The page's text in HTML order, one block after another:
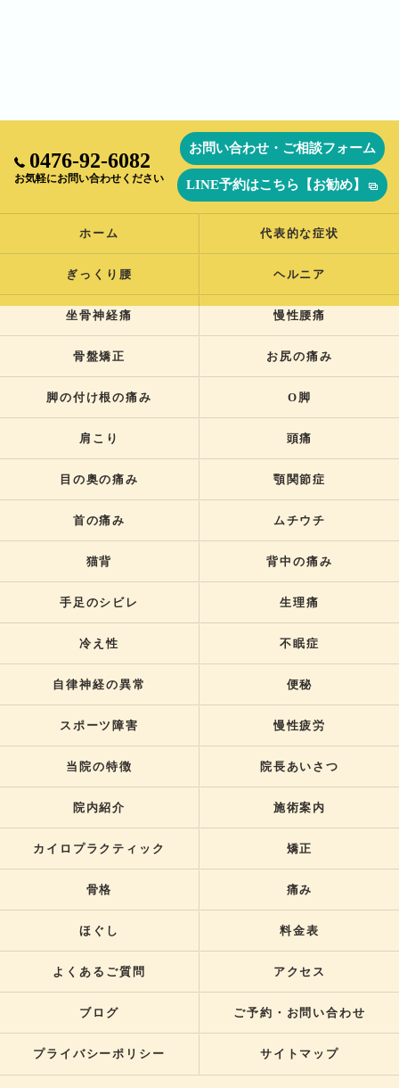
0476-92-6082
お気軽にお問い合わせください
お問い合わせ・ご相談フォーム
LINE予約はこちら【お勧め】
ホーム 代表的な症状
ぎっくり腰 ヘルニア
坐骨神経痛 慢性腰痛
骨盤矯正 お尻の痛み
脚の付け根の痛み O脚
肩こり 頭痛
目の奥の痛み 顎関節症
首の痛み ムチウチ
猫背 背中の痛み
手足のシビレ 生理痛
冷え性 不眠症
自律神経の異常 便秘
スポーツ障害 慢性疲労
当院の特徴 院長あいさつ
院内紹介 施術案内
カイロプラクティック 矯正
骨格 痛み
ほぐし 料金表
よくあるご質問 アクセス
ブログ ご予約・お問い合わせ
プライバシーポリシー サイトマップ